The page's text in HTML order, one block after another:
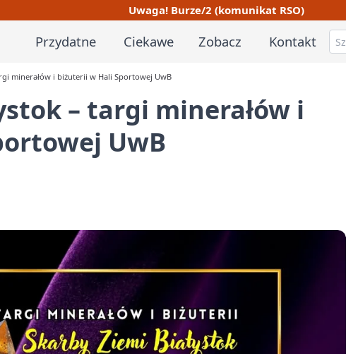
Uwaga! Burze/2 (komunikat RSO)
Przydatne Ciekawe Zobacz Kontakt
minerałów i biżuterii w Hali Sportowej UwB
– targi minerałów i
UwB